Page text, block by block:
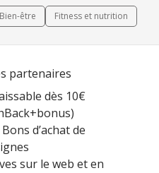
être Fitness et nutrition
partenaires
dès 10€
d’achat de
sur le web et en